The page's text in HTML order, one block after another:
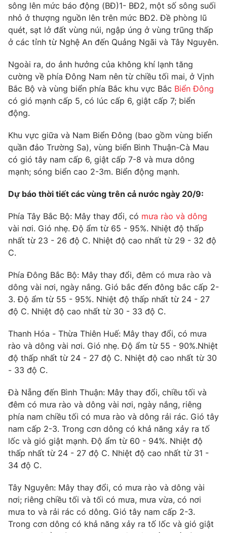
Thị trường
Tư vấn
Lịch phát sóng
Chuyên mục khác
Emagazine Podcast
Photo Infographic
VTV Money VTV Thể thao
Thị trường 24h Tấm lòng Việt
VTV4 Vươn mình bằng AI
VTV9 VTV8
Liên hệ tòa soạn English
THỜI BÁO VTV
Theo dõi báo trên
Cơ quan chủ quản:Đài Truyền hình Việt Nam
Cơ quan báo chí:
Thời báo VTV
Giấy phép hoạt động báo in và báo điện tử số 483/GP-BTTTT
cấp ngày 29/12/2023
Tổng Biên tập: Vũ Thanh Thủy
Phó Tổng Biên tập:Nguyễn Thị Mỹ Hạnh, Phạm Quốc Thắng,
Nguyễn Trọng Ninh
Tổng đài VTV:024.38 355 931 - 024.38 355 932
sông lên mức báo động (BĐ)1- BĐ2, một số sông suối
nhỏ ở thượng nguồn lên trên mức BĐ2. Đề phòng lũ
quét, sạt lở đất vùng núi, ngập úng ở vùng trũng thấp
ở các tỉnh từ Nghệ An đến Quảng Ngãi và Tây Nguyên.
Ngoài ra, do ảnh hưởng của không khí lạnh tăng
cường về phía Đông Nam nên từ chiều tối mai, ở Vịnh
Bắc Bộ và vùng biển phía Bắc khu vực Bắc Biển Đông
có gió mạnh cấp 5, có lúc cấp 6, giật cấp 7; biển
động.
Khu vực giữa và Nam Biển Đông (bao gồm vùng biển
quần đảo Trường Sa), vùng biển Bình Thuận-Cà Mau
có gió tây nam cấp 6, giật cấp 7-8 và mưa dông
mạnh; sóng biển cao 2-3m. Biển động mạnh.
Dự báo thời tiết các vùng trên cả nước ngày 20/9:
Phía Tây Bắc Bộ: Mây thay đổi, có mưa rào và dông
vài nơi. Gió nhẹ. Độ ẩm từ 65 - 95%. Nhiệt độ thấp
nhất từ 23 - 26 độ C. Nhiệt độ cao nhất từ 29 - 32 độ
C.
Phía Đông Bắc Bộ: Mây thay đổi, đêm có mưa rào và
dông vài nơi, ngày nắng. Gió bắc đến đông bắc cấp 2-
3. Độ ẩm từ 55 - 95%. Nhiệt độ thấp nhất từ 24 - 27
độ C. Nhiệt độ cao nhất từ 30 - 33 độ C.
Thanh Hóa - Thừa Thiên Huế: Mây thay đổi, có mưa
rào và dông vài nơi. Gió nhẹ. Độ ẩm từ 55 - 90%.Nhiệt
độ thấp nhất từ 24 - 27 độ C. Nhiệt độ cao nhất từ 30
- 33 độ C.
Đà Nẵng đến Bình Thuận: Mây thay đổi, chiều tối và
đêm có mưa rào và dông vài nơi, ngày nắng, riêng
phía nam chiều tối có mưa rào và dông rải rác. Gió tây
nam cấp 2-3. Trong cơn dông có khả năng xảy ra tố
lốc và gió giật mạnh. Độ ẩm từ 60 - 94%. Nhiệt độ
thấp nhất từ 24 - 27 độ C. Nhiệt độ cao nhất từ 31 -
34 độ C.
Tây Nguyên: Mây thay đổi, có mưa rào và dông vài
nơi; riêng chiều tối và tối có mưa, mưa vừa, có nơi
mưa to và rải rác có dông. Gió tây nam cấp 2-3.
Trong cơn dông có khả năng xảy ra tố lốc và gió giật